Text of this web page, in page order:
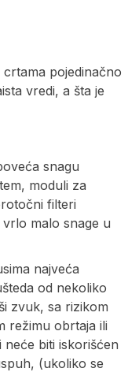
pojedinačno
vredi, a šta je
snagu
moduli za
filteri
malo snage u
najveća
od nekoliko
zvuk, sa rizikom
režimu obrtaja ili
neće biti iskorišćen
(ukoliko se